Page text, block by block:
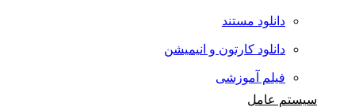
دانلود مستند
دانلود کارتون و انیمیشن
فیلم آموزشی
سیستم عامل